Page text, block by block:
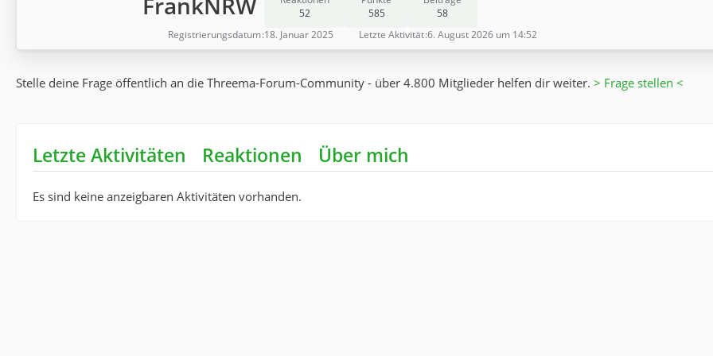
52
585
58
Registrierungsdatum 18. Januar 2025 Letzte Aktivität 6. August 2026 um 14:52
Stelle deine Frage öffentlich an die Threema-Forum-Community - über 4.800 Mitglieder helfen dir weiter. > Frage stellen <
Letzte Aktivitäten Reaktionen Über mich
Es sind keine anzeigbaren Aktivitäten vorhanden.